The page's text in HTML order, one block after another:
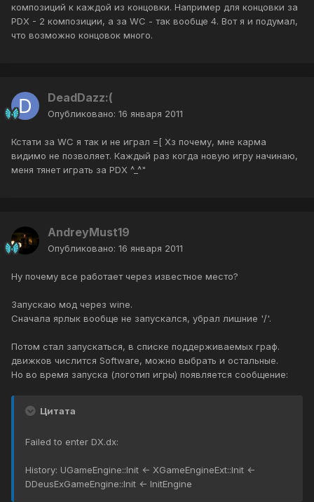
композиций к каждой из концовки. Например для концовки за
PDX - 2 композиции, а за WC - так вообще 4. Вот я и подумал,
что возможно концовок много.
DeadDazz:(
Опубликовано: 16 января 2011
Кстати за WC я так и не играл =[ Хз почему, мне карма
видимо не позволяет. Каждый раз когда новую игру начинаю,
меня тянет играть за PDX ^_^"
AndreyMust19
Опубликовано: 16 января 2011
Ну почему все работает через известное место?
Запускаю мод через wine.
Сначала ярлык вообще не запускался, убрал лишние '/'.
Потом стал запускаться, в списке поддерживаемых граф.
движков числится Software, можно выбрать и остальные.
Но во время запуска (логотип игры) появляется сообщение:
Цитата
Failed to enter DX.dx:
History: UGameEngine::Init <- XGameEngineExt::Init <-
DDeusExGameEngine::Init <- InitEngine